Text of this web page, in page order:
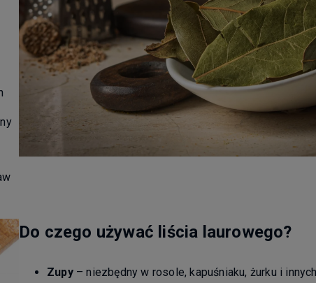
Do czego używać liścia laurowego?
Zupy– niezbędny w rosole, kapuśniaku, żurku i